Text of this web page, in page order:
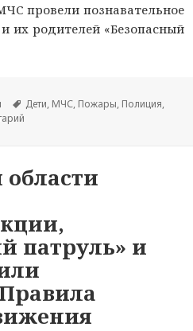
провели познавательное
их родителей «Безопасный
Метки
Дети, МЧС, Пожары, Полиция,
патруль» и